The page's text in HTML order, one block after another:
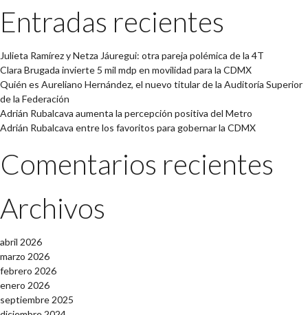
Entradas recientes
Julieta Ramírez y Netza Jáuregui: otra pareja polémica de la 4T
Clara Brugada invierte 5 mil mdp en movilidad para la CDMX
Quién es Aureliano Hernández, el nuevo titular de la Auditoría Superior
de la Federación
Adrián Rubalcava aumenta la percepción positiva del Metro
Adrián Rubalcava entre los favoritos para gobernar la CDMX
Comentarios recientes
Archivos
abril 2026
marzo 2026
febrero 2026
enero 2026
septiembre 2025